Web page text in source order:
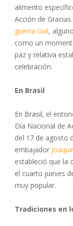
alimento
Acción de
guerra civil,
como un
paz y relativa
celebración.​
En Brasil
En Brasil, el
Día Nacional de
del 17 de agosto
embajador
estableció que la
el cuarto jueves
muy popular.
Tradiciones en